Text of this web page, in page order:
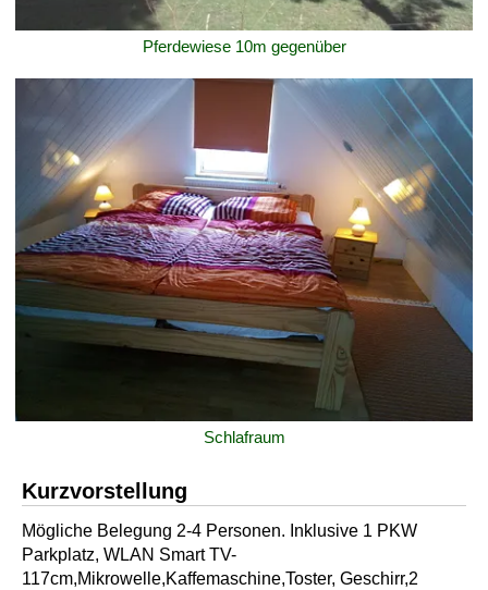
Pferdewiese 10m gegenüber
Schlafraum
Kurzvorstellung
Mögliche Belegung 2-4 Personen. Inklusive 1 PKW
Parkplatz, WLAN Smart TV-
117cm,Mikrowelle,Kaffemaschine,Toster, Geschirr,2